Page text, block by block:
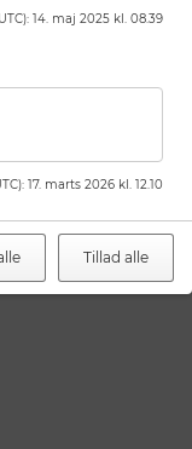
: 14. maj 2025 kl. 08.39
: 17. marts 2026 kl. 12.10
Tillad alle